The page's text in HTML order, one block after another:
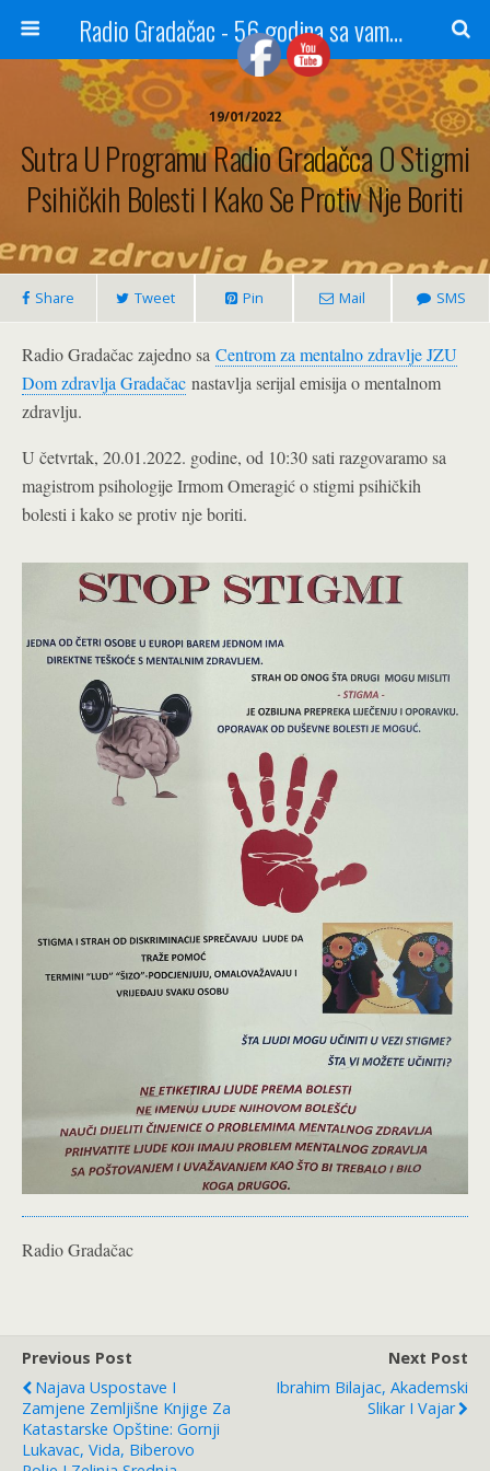
Radio Gradačac - 56 godina sa vama...
19/01/2022
Sutra U Programu Radio Gradačca O Stigmi
Psihičkih Bolesti I Kako Se Protiv Nje Boriti
Share Tweet Pin Mail SMS
Radio Gradačac zajedno sa Centrom za mentalno zdravlje JZU
Dom zdravlja Gradačac nastavlja serijal emisija o mentalnom
zdravlju.
U četvrtak, 20.01.2022. godine, od 10:30 sati razgovaramo sa
magistrom psihologije Irmom Omeragić o stigmi psihičkih
bolesti i kako se protiv nje boriti.
Radio Gradačac
Previous Post
Najava Uspostave I
Zamjene Zemljišne Knjige Za
Katastarske Opštine: Gornji
Lukavac, Vida, Biberovo
Next Post
Ibrahim Bilajac, Akademski
Slikar I Vajar